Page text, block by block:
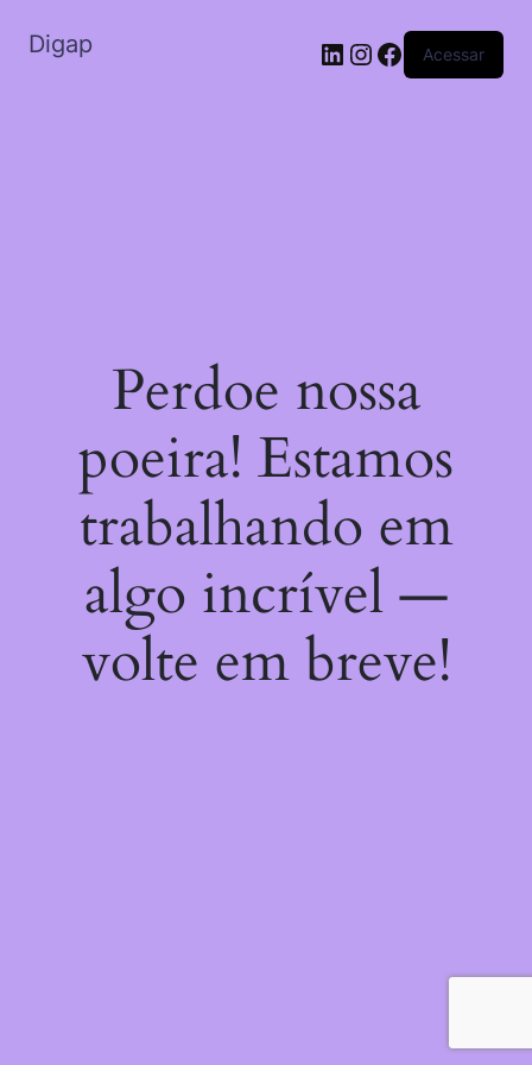
Digap Acessar
Perdoe nossa
poeira! Estamos
trabalhando em
algo incrível —
volte em breve!